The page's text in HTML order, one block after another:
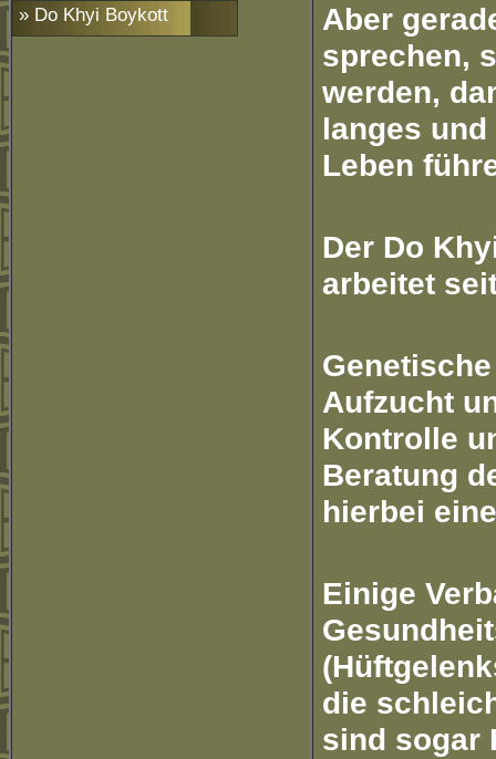
» Do Khyi Boykott
Aber
sprechen,
werden,
langes
Leben
Der Do
arbeitet
Aufzucht
Kontrolle
Beratung
hierbei
Einige
die
sind sogar